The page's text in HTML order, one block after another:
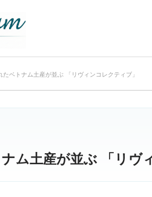
たベトナム土産が並ぶ 「リヴィンコレクティブ」
ム土産が並ぶ 「リヴ